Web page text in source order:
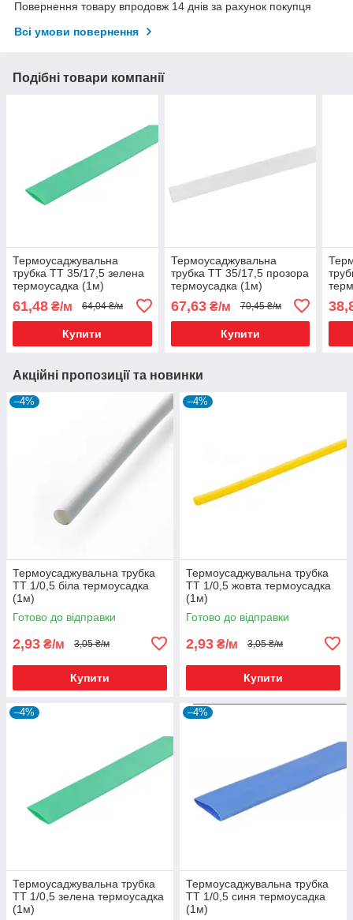
Повернення товару впродовж 14 днів за рахунок покупця
Всі умови повернення
Подібні товари компанії
Термоусаджувальна
трубка ТТ 35/17,5 зелена
термоусадка (1м)
61,48 ₴/м 64,04 ₴/м
Купити
Термоусаджувальна
трубка ТТ 35/17,5 прозора
термоусадка (1м)
67,63₴/м 70,45 ₴/м
Купити
Акційні пропозиції та новинки
–4%
Термоусаджувальна трубка
ТТ 1/0,5 біла термоусадка
(1м)
Готово до відправки
2,93 ₴/м 3,05 ₴/м
Купити
–4%
Термоусаджувальна трубка
ТТ 1/0,5 жовта термоусадка
(1м)
Готово до відправки
2,93 ₴/м 3,05 ₴/м
Купити
–4%
Термоусаджувальна трубка
ТТ 1/0,5 зелена термоусадка
(1м)
–4%
Термоусаджувальна трубка
ТТ 1/0,5 синя термоусадка
(1м)